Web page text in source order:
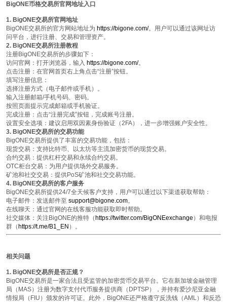
BigONE币格交易所官网地址入口
1. BigONE交易所官网地址
BigONE交易所的官方网站地址为 https://bigone.com/。用户可以通过该网址访
问平台，进行注册、交易和管理资产。
2. BigONE交易所注册教程
注册BigONE交易所的步骤如下：
访问官网 ：打开浏览器，输入 https://bigone.com/。
点击注册 ：在官网首页右上角点击“注册”按钮。
填写注册信息 ：
选择注册方式（电子邮件或手机）。
输入注册邮箱/手机号码、密码。
按照页面提示完成邮箱或手机验证。
完成注册 ：点击“注册完成”按钮，完成账号注册。
设置安全选项 ：建议启用双因素身份验证（2FA），进一步增强账户安全性。
3. BigONE交易所的交易功能
BigONE交易所提供了丰富的交易功能，包括：
现货交易 ：支持比特币、以太坊等主流加密货币的现货交易。
合约交易 ：提供杠杆交易和永续合约交易。
OTC柜台交易 ：为用户提供场外交易服务。
矿池和社交交易 ：提供PoS矿池和社交交易功能。
4. BigONE交易所的客户服务
BigONE交易所提供24/7全天候客户支持，用户可以通过以下渠道获取帮助：
电子邮件 ：发送邮件至 support@bigone.com。
在线聊天 ：通过官网的在线客服功能获取即时帮助。
社交媒体 ：关注BigONE的推特（ https://twitter.com/BigONEexchange ）和电报
群（ https://t.me/B1_EN ）。
相关问题
1. BigONE交易所是否正规？
BigONE交易所是一家合法且受监管的加密货币交易平台。它在新加坡金融管理
局（MAS）注册为数字支付代币服务提供商（DPTSP），并持有爱沙尼亚金融
情报局（FIU）颁发的许可证。此外，BigONE还严格遵守反洗钱（AML）和反恐